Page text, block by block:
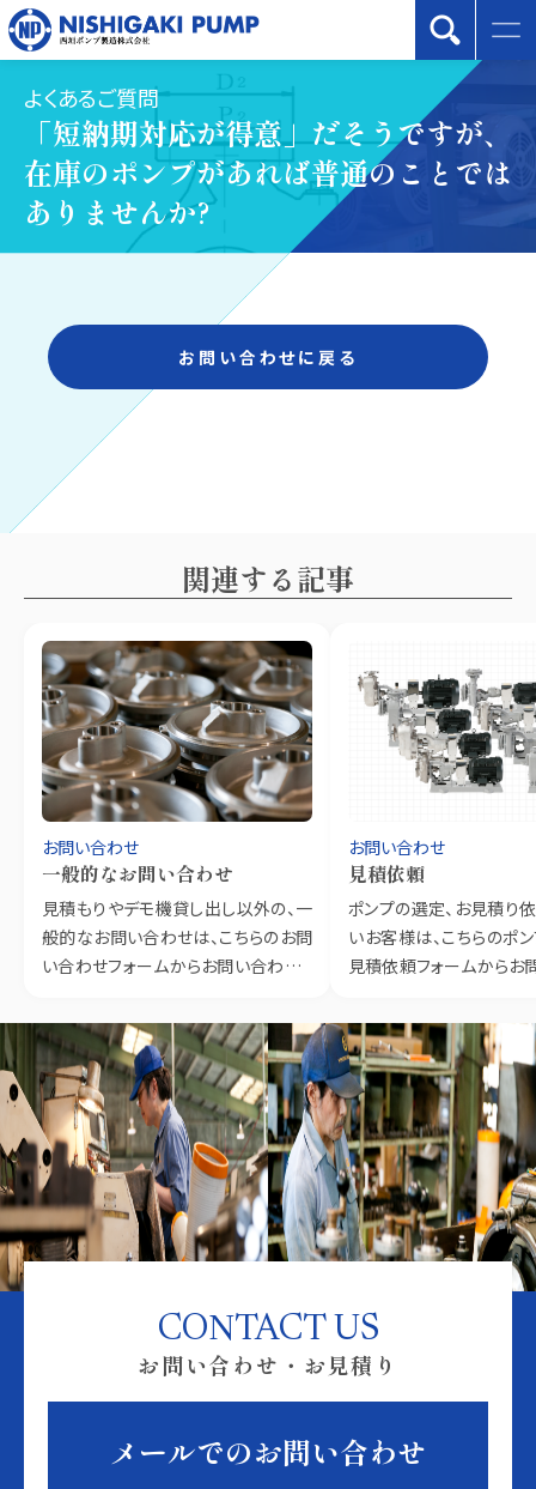
よくあるご質問
「短納期対応が得意」だそうですが、
在庫のポンプがあれば普通のことでは
ありませんか?
お問い合わせに戻る
関連する記事
お問い合わせ
一般的なお問い合わせ
見積もりやデモ機貸し出し以外の、一
般的なお問い合わせは、こちらのお問
い合わせフォームからお問い合わせく
お問い合わせ
見積依頼
ポンプの選定、お見積り
いお客様は、こちらのポ
見積依頼フォームからお
CONTACT US
お問い合わせ・お見積り
メールでのお問い合わせ